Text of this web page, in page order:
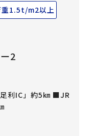
重1.5t/m2以上
2
利IC」約5㎞ ■JR